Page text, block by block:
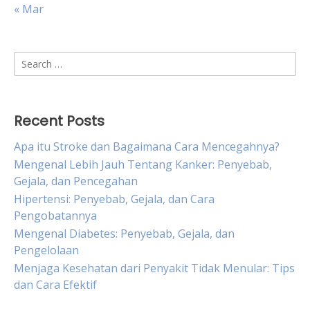
« Mar
Search
for:
Recent Posts
Apa itu Stroke dan Bagaimana Cara Mencegahnya?
Mengenal Lebih Jauh Tentang Kanker: Penyebab,
Gejala, dan Pencegahan
Hipertensi: Penyebab, Gejala, dan Cara
Pengobatannya
Mengenal Diabetes: Penyebab, Gejala, dan
Pengelolaan
Menjaga Kesehatan dari Penyakit Tidak Menular: Tips
dan Cara Efektif